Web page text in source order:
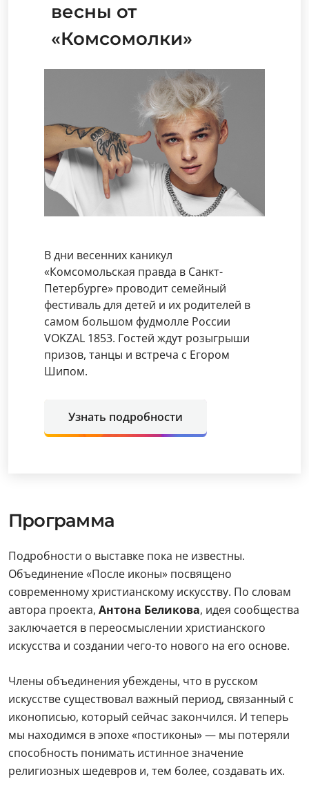
весны от
«Комсомолки»
В дни весенних каникул
«Комсомольская правда в Санкт-
Петербурге» проводит семейный
фестиваль для детей и их родителей в
самом большом фудмолле России
VOKZAL 1853. Гостей ждут розыгрыши
призов, танцы и встреча с Егором
Шипом.
Узнать подробности
Программа
Подробности о выставке пока не известны.
Объединение «После иконы» посвящено
современному христианскому искусству. По словам
автора проекта, Антона Беликова, идея сообщества
заключается в переосмыслении христианского
искусства и создании чего-то нового на его основе.
Члены объединения убеждены, что в русском
искусстве существовал важный период, связанный с
иконописью, который сейчас закончился. И теперь
мы находимся в эпохе «постиконы» — мы потеряли
способность понимать истинное значение
религиозных шедевров и, тем более, создавать их.